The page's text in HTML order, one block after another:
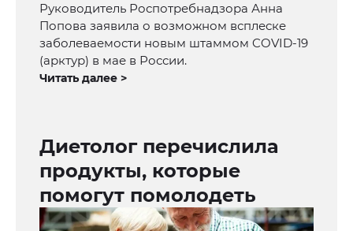
Руководитель Роспотребнадзора Анна
Попова заявила о возможном всплеске
заболеваемости новым штаммом COVID-19
(арктур) в мае в России.
Читать далее >
Диетолог перечислила
продукты, которые
помогут помолодеть